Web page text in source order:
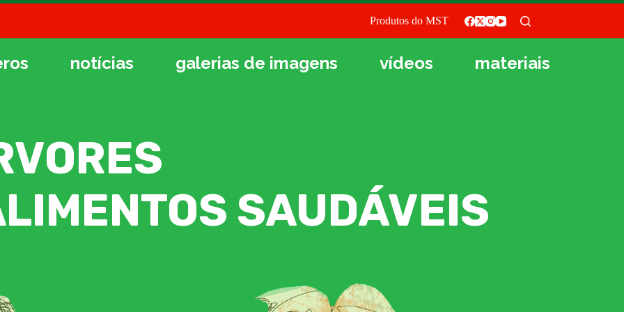
Produtos do MST
notícias galerias de imagens vídeos materiais
SAUDÁVEIS